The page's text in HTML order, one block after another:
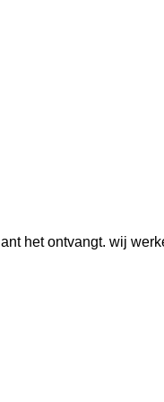
het ontvangt. wij